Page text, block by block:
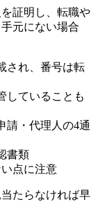
証明し、転職や
元にない場合
され、番号は転
していることも
請・代理人の4通
書類
点に注意
たらなければ早